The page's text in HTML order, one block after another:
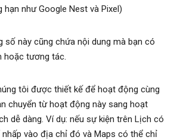
hạn như Google Nest và Pixel)
số này cũng chứa nội dung mà bạn có
hoặc tương tác.
tôi được thiết kế để hoạt động cùng
chuyển từ hoạt động này sang hoạt
dễ dàng. Ví dụ: nếu sự kiện trên Lịch có
vào địa chỉ đó và Maps có thể chỉ